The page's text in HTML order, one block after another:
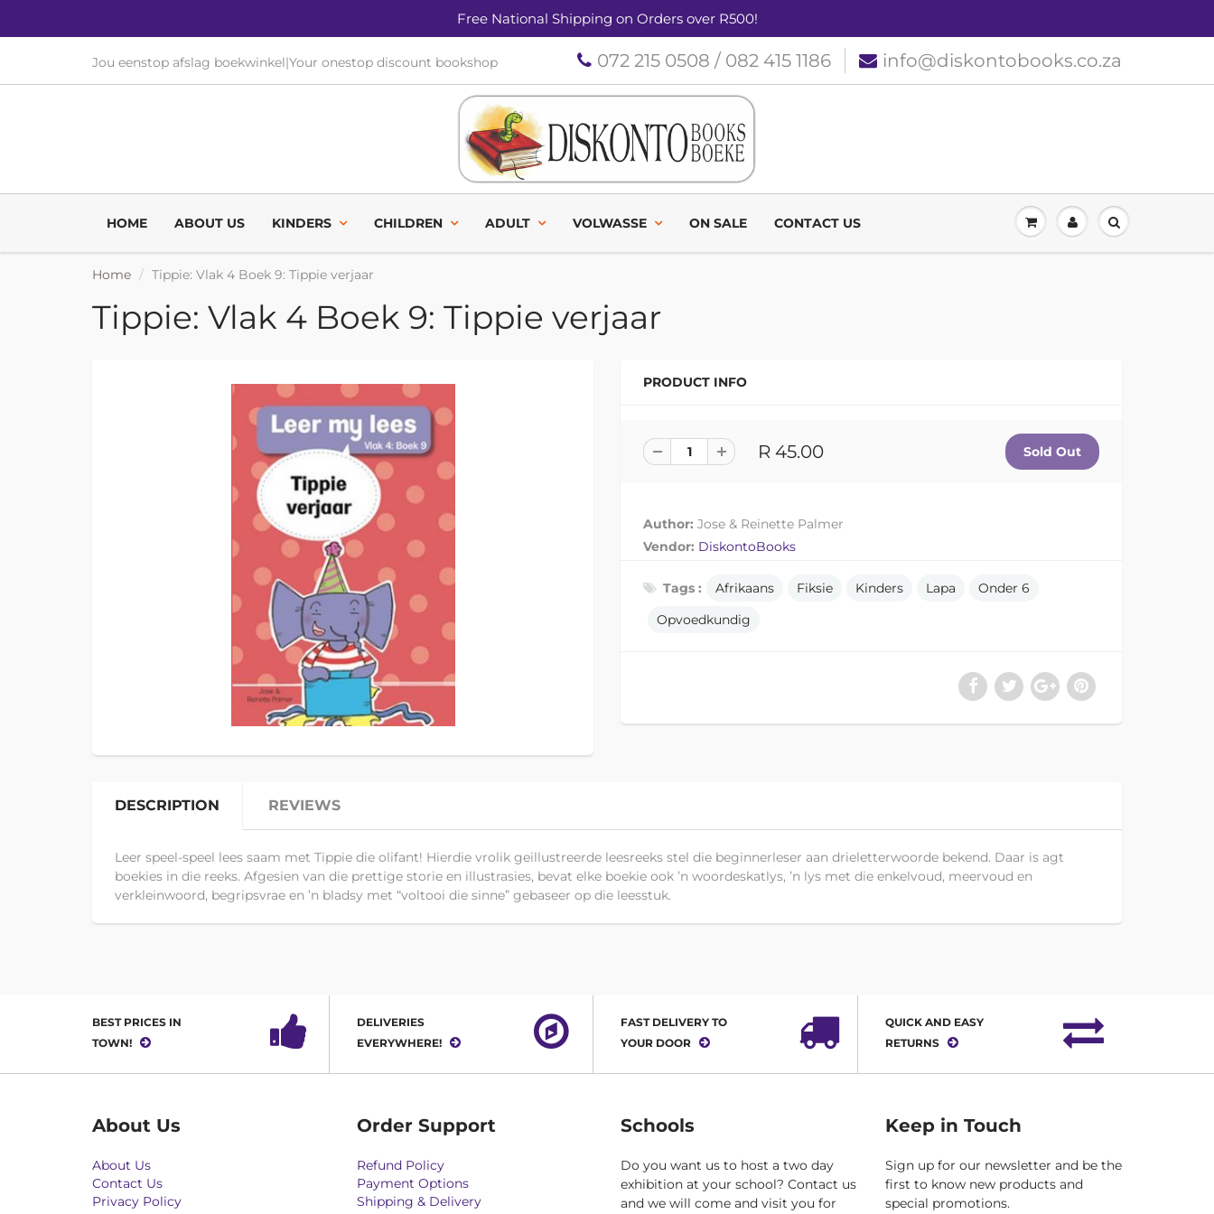
Free National Shipping on Orders over R500!
Jou eenstop afslag boekwinkel|Your onestop discount bookshop 072 215 0508 / 082 415 1186 info@diskontobooks.co.za
HOME ABOUT US KINDERS CHILDREN ADULT VOLWASSE ON SALE CONTACT US
Home Tippie: Vlak 4 Boek 9: Tippie verjaar
Tippie: Vlak 4 Boek 9: Tippie verjaar
PRODUCT INFO
R 45.00
Author: Jose & Reinette Palmer
Vendor: DiskontoBooks
Tags : Afrikaans Fiksie Kinders Lapa
Onder 6
Opvoedkundig
DESCRIPTION REVIEWS
Leer speel-speel lees saam met Tippie die olifant! Hierdie vrolik geillustreerde leesreeks stel die beginnerleser aan drieletterwoorde bekend. Daar is agt
boekies in die reeks. Afgesien van die prettige storie en illustrasies, bevat elke boekie ook ’n woordeskatlys, ’n lys met die enkelvoud, meervoud en
verkleinwoord, begripsvrae en ’n bladsy met “voltooi die sinne” gebaseer op die leesstuk.
BEST PRICES IN
TOWN!
DELIVERIES
EVERYWHERE!
FAST DELIVERY TO
YOUR DOOR
QUICK AND EASY
RETURNS
About Us
About Us
Contact Us
Privacy Policy
Order Support
Refund Policy
Payment Options
Shipping & Delivery
Schools
Do you want us to host a two day
exhibition at your school? Contact us
and we will come and visit you for
Keep in Touch
Sign up for our newsletter and be the
first to know new products and
special promotions.